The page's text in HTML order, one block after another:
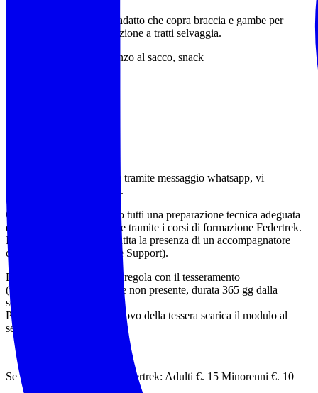
Conviene abbigliamento adatto che copra braccia e gambe per
evitare graffi tra la vegetazione a tratti selvaggia.
Acqua (almeno 1,5l), pranzo al sacco, snack
Tel 349 3676784
wa.me/+393493676784
Contattaci preferibilmente tramite messaggio whatsapp, vi
richiameremo con piacere.
Gli accompagnatori hanno tutti una preparazione tecnica adeguata
ed aggiornata annualmente tramite i corsi di formazione Federtrek.
In ogni escursione è garantita la presenza di un accompagnatore
certificato BLS (Base Life Support).
Evento riservato ai soci in regola con il tesseramento
(tessera Federtrek 15 € ove non presente, durata 365 gg dalla
sottoscrizione).
Per la sottoscrizione o rinnovo della tessera scarica il modulo al
seguente link:
Se in possesso di tessera Federtrek: Adulti €. 15 Minorenni €. 10